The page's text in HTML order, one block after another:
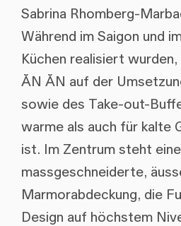
Sabrina Rhomberg-
Während im Saigon und
Küchen realisiert
ĂN ĂN auf der
sowie des Take-out-
warme als auch für kalte
ist. Im Zentrum steht eine
massgeschneiderte,
Marmorabdeckung, die
Design auf höchstem